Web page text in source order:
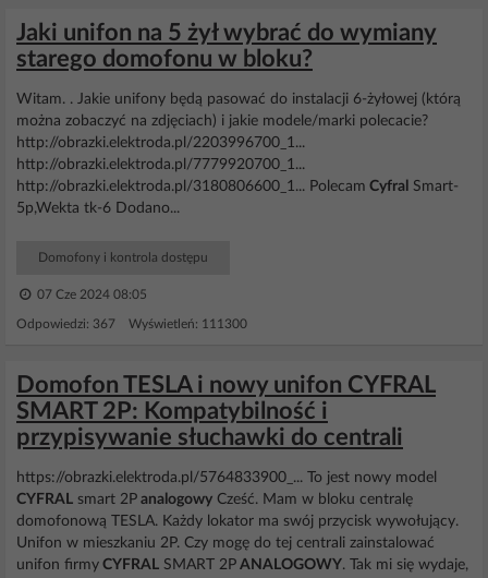
Jaki unifon na 5 żył wybrać do wymiany
starego domofonu w bloku?
Witam. . Jakie unifony będą pasować do instalacji 6-żyłowej (którą
można zobaczyć na zdjęciach) i jakie modele/marki polecacie?
http://obrazki.elektroda.pl/2203996700_1...
http://obrazki.elektroda.pl/7779920700_1...
http://obrazki.elektroda.pl/3180806600_1... Polecam Cyfral Smart-
5p,Wekta tk-6 Dodano...
Domofony i kontrola dostępu
07 Cze 2024 08:05
Odpowiedzi: 367 Wyświetleń: 111300
Domofon TESLA i nowy unifon CYFRAL
SMART 2P: Kompatybilność i
przypisywanie słuchawki do centrali
https://obrazki.elektroda.pl/5764833900_... To jest nowy model
CYFRAL smart 2P analogowy Cześć. Mam w bloku centralę
domofonową TESLA. Każdy lokator ma swój przycisk wywołujący.
Unifon w mieszkaniu 2P. Czy mogę do tej centrali zainstalować
unifon firmy CYFRAL SMART 2P ANALOGOWY. Tak mi się wydaje,